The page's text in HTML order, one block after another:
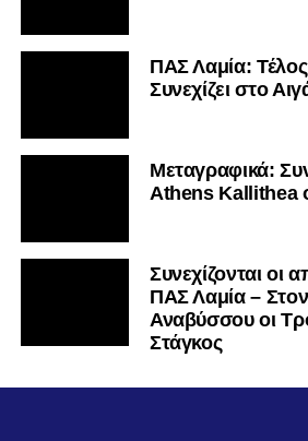
ΠΑΣ Λαμία:
Συνεχίζει στο
Mεταγραφικά:
Athens Kallithea
Συνεχίζονται οι
ΠΑΣ Λαμία –
Αναβύσσου οι
Στάγκος